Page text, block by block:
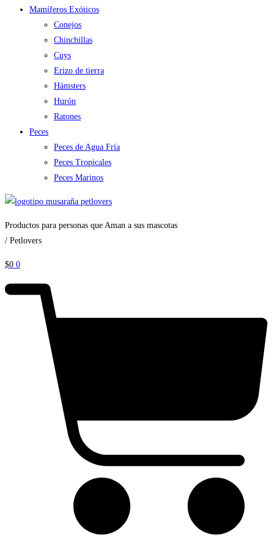
Mamíferos Exóticos
Conejos
Chinchillas
Cuys
Erizo de tierra
Hámsters
Hurón
Ratones
Peces
Peces de Agua Fría
Peces Tropicales
Peces Marinos
Productos para personas que Aman a sus mascotas
/ Petlovers
$0 0